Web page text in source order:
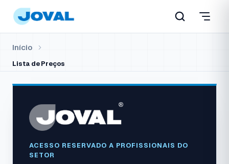
Início
Lista de Preços
ACESSO RESERVADO A PROFISSIONAIS DO
SETOR